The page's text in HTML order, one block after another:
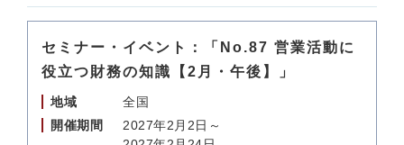
セミナー・イベント：「No.87 営業活動に
役立つ財務の知識【2月・午後】」
地域
全国
開催期間
2027年2月2日～